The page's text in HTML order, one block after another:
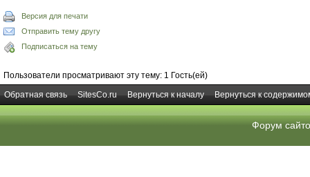
Версия для печати
Отправить тему другу
Подписаться на тему
Пользователи просматривают эту тему: 1 Гость(ей)
Обратная связь
SitesCo.ru Вернуться к началу Вернуться к
Форум